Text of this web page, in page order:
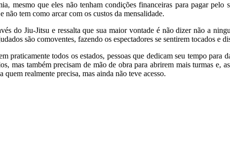
mesmo que eles não tenham condições financeiras para pagar
não tem como arcar com os custos da mensalidade.
do Jiu-Jitsu e ressalta que sua maior vontade é não dizer não a
são comoventes, fazendo os espectadores se sentirem tocados e
praticamente todos os estados, pessoas que dedicam seu tempo para
mas também precisam de mão de obra para abrirem mais turmas e,
realmente precisa, mas ainda não teve acesso.